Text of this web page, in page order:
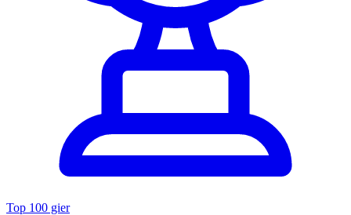
Top 100 gier